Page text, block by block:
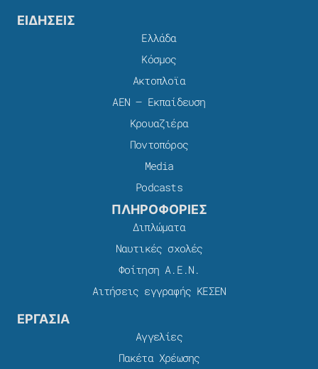
ΕΙΔΗΣΕΙΣ
Ελλάδα
Κόσμος
Ακτοπλοϊα
ΑΕΝ – Εκπαίδευση
Κρουαζιέρα
Ποντοπόρος
Media
Podcasts
ΠΛΗΡΟΦΟΡΙΕΣ
Διπλώματα
Ναυτικές σχολές
Φοίτηση Α.Ε.Ν.
Αιτήσεις εγγραφής ΚΕΣΕΝ
ΕΡΓΑΣΙΑ
Αγγελίες
Πακέτα Χρέωσης​